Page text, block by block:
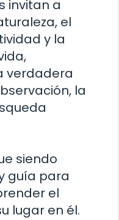
invitan a
el
y la
verdadera
la
siendo
guía para
el
lugar en él.